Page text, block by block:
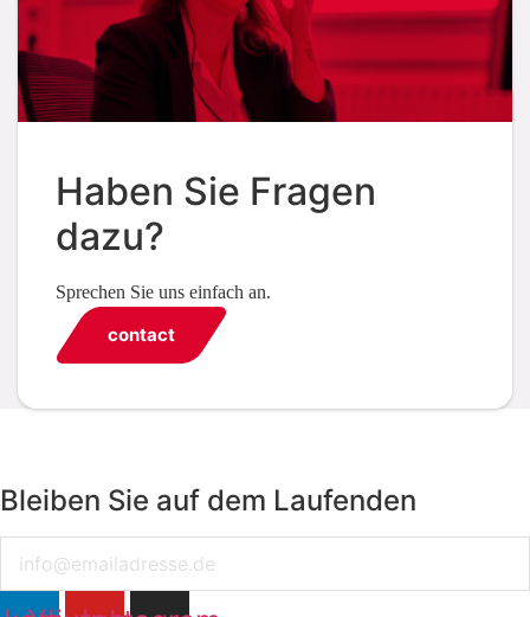
Haben Sie Fragen
dazu?
Sprechen Sie uns einfach an.
contact
Bleiben Sie auf dem Laufenden